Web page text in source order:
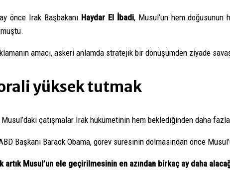
önce Irak Başbakanı Haydar El İbadi, Musul’un hem doğusunun
amacı, askeri anlamda stratejik bir dönüşümden ziyade
yüksek tutmak
Musul’daki çatışmalar Irak hükümetinin hem beklediğinden daha
Başkanı Barack Obama, görev süresinin dolmasından önce
artık Musul’un ele geçirilmesinin en azından birkaç ay daha